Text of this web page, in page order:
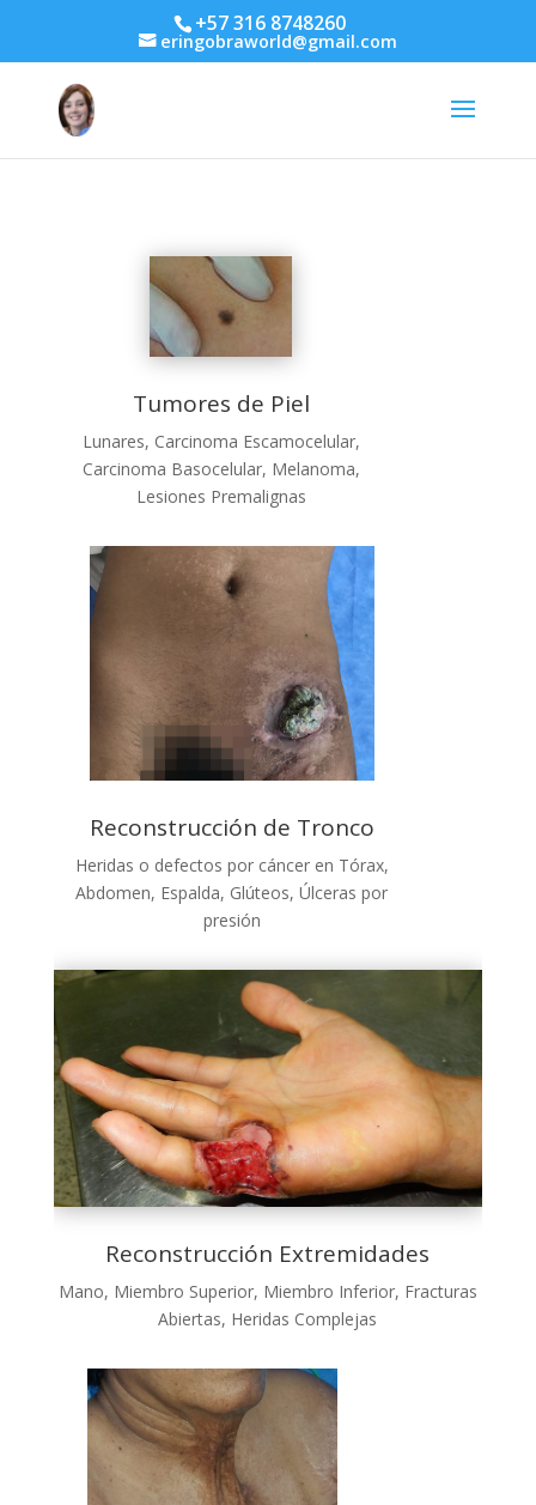
+57 316 8748260
eringobraworld@gmail.com
Tumores de Piel
Lunares, Carcinoma Escamocelular,
Carcinoma Basocelular, Melanoma,
Lesiones Premalignas
Reconstrucción de Tronco
Heridas o defectos por cáncer en Tórax,
Abdomen, Espalda, Glúteos, Úlceras por
presión
Reconstrucción Extremidades
Mano, Miembro Superior, Miembro Inferior, Fracturas
Abiertas, Heridas Complejas